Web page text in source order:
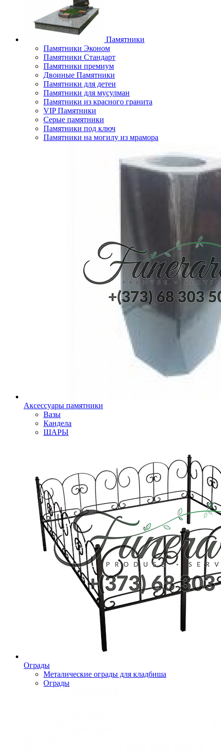
Памятники
Памятники Эконом
Памятники Стандарт
Памятники премиум
Двоиные Памятники
Памятники для детеи
Памятники для мусулман
Памятники из красного гранита
VIP Памятники
Серые памятники
Памятники под ключ
Памятники на могилу из мрамора
Аксессуары памятники
Вазы
Кандела
ШАРЫ
Ограды
Металические ограды для кладбиша
Ограды